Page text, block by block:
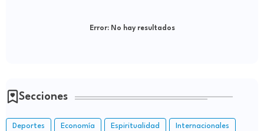
Error:No hay resultados
Secciones
Deportes Economía Espiritualidad Internacionales